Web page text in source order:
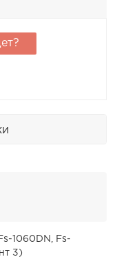
1060DN, Fs-
3)